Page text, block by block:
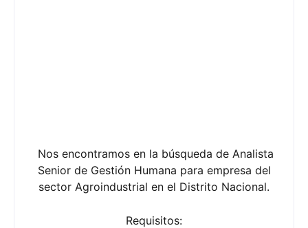
Nos encontramos en la búsqueda de Analista
Senior de Gestión Humana para empresa del
sector Agroindustrial en el Distrito Nacional.
Requisitos: